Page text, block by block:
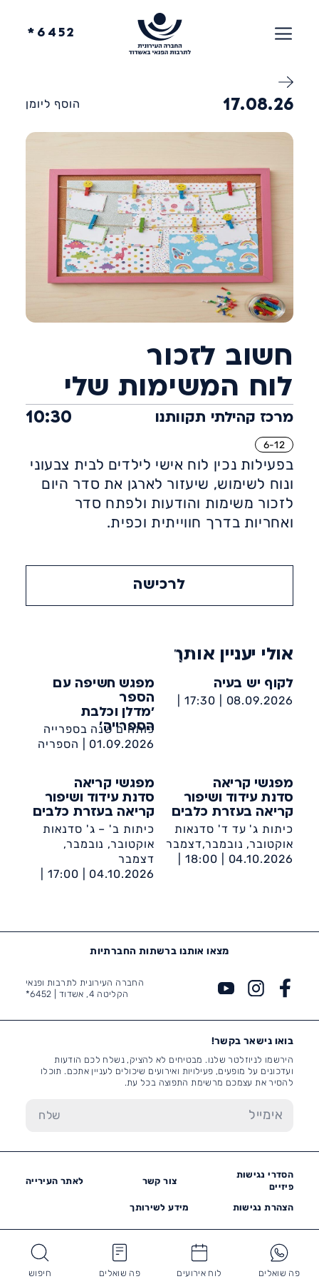
6452*
חשוב לזכור
לוח המשימות שלי
הוסף ליומן
מרכז קהילתי תקוותנו
17.08.26
10:30
6-12
בפעילות נכין לוח אישי לילדים לבית צבעוני
ונוח לשימוש, שיעזור לארגן את סדר היום
לזכור משימות והודעות ולפתח סדר
ואחריות בדרך חווייתית וכפית.
לרכישה
אולי יעניין אותך
לקוף יש בעיה
08.09.2026 |
17:30 |
מפגש חשיפה עם
הספר
'מדלן וכלבת
הספרייה'
פותחים שנה בספרייה
01.09.2026 |
הספריה
מפגשי קריאה
סדנת עידוד ושיפור
קריאה בעזרת כלבים
כיתות ג' עד ד' סדנאות
אוקטובר, נובמבר,דצמבר
04.10.2026 |
18:00 |
מפגשי קריאה
סדנת עידוד ושיפור
קריאה בעזרת כלבים
כיתות ב' – ג' סדנאות
אוקטובר, נובמבר,
דצמבר
04.10.2026 |
17:00 |
מצאו אותנו ברשתות החברתיות
החברה העירונית לתרבות ופנאי
הקליטה 4, אשדוד |
6452*
בואו נישאר בקשר!
הירשמו לניוזלטר שלנו. מבטיחים לא להציק, נשלח לכם הודעות
ועדכונים על מופעים, פעילויות ואירועים שיכולים לעניין אתכם. תוכלו
להסיר את עצמכם מרשימת התפוצה בכל עת.
הסדרי נגישות
פיזיים
צור קשר לאתר העירייה
הצהרת נגישות מידע לשירותך
פה שואלים לוח אירועים פה שואלים חיפוש